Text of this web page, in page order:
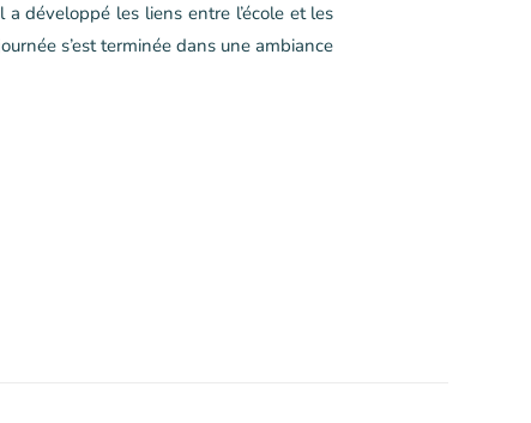
a développé les liens entre l’école et les
s’est terminée dans une ambiance